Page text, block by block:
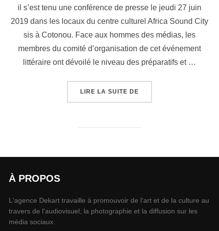
il s’est tenu une conférence de presse le jeudi 27 juin
2019 dans les locaux du centre culturel Africa Sound City
sis à Cotonou. Face aux hommes des médias, les
membres du comité d’organisation de cet événement
littéraire ont dévoilé le niveau des préparatifs et …
LIRE LA SUITE DE
À PROPOS
L'agence Dekart travaille à promouvoir de l'art et de la culture au
travers de l'audiovisuel, la photographie et la diffusion sur les
média sociaux.